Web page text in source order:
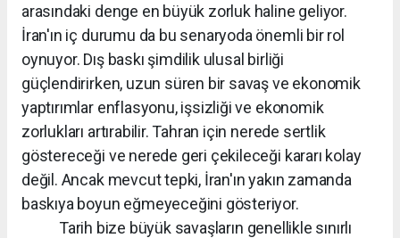
arasındaki denge en büyük zorluk haline geliyor.
İran'ın iç durumu da bu senaryoda önemli bir rol
oynuyor. Dış baskı şimdilik ulusal birliği
güçlendirirken, uzun süren bir savaş ve ekonomik
yaptırımlar enflasyonu, işsizliği ve ekonomik
zorlukları artırabilir. Tahran için nerede sertlik
göstereceği ve nerede geri çekileceği kararı kolay
değil. Ancak mevcut tepki, İran'ın yakın zamanda
baskıya boyun eğmeyeceğini gösteriyor.
Tarih bize büyük savaşların genellikle sınırlı